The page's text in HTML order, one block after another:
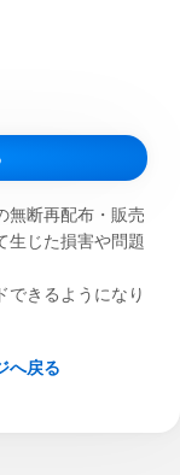
無断再配布・販売
生じた損害や問題
きるようになり
へ戻る